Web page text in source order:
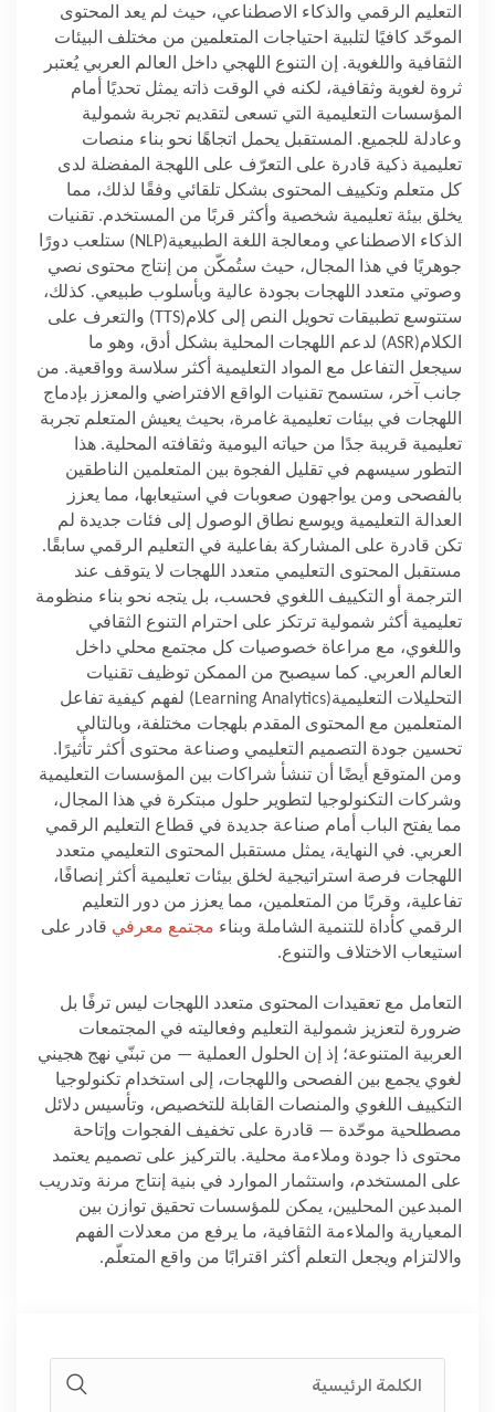
التعليم الرقمي والذكاء الاصطناعي، حيث لم يعد المحتوى
الموحّد كافيًا لتلبية احتياجات المتعلمين من مختلف البيئات
الثقافية واللغوية. إن التنوع اللهجي داخل العالم العربي يُعتبر
ثروة لغوية وثقافية، لكنه في الوقت ذاته يمثل تحديًا أمام
المؤسسات التعليمية التي تسعى لتقديم تجربة شمولية
وعادلة للجميع. المستقبل يحمل اتجاهًا نحو بناء منصات
تعليمية ذكية قادرة على التعرّف على اللهجة المفضلة لدى
كل متعلم وتكييف المحتوى بشكل تلقائي وفقًا لذلك، مما
يخلق بيئة تعليمية شخصية وأكثر قربًا من المستخدم. تقنيات
الذكاء الاصطناعي ومعالجة اللغة الطبيعية(NLP) ستلعب دورًا
جوهريًا في هذا المجال، حيث ستُمكّن من إنتاج محتوى نصي
وصوتي متعدد اللهجات بجودة عالية وبأسلوب طبيعي. كذلك،
ستتوسع تطبيقات تحويل النص إلى كلام(TTS) والتعرف على
الكلام(ASR) لدعم اللهجات المحلية بشكل أدق، وهو ما
سيجعل التفاعل مع المواد التعليمية أكثر سلاسة وواقعية. من
جانب آخر، ستسمح تقنيات الواقع الافتراضي والمعزز بإدماج
اللهجات في بيئات تعليمية غامرة، بحيث يعيش المتعلم تجربة
تعليمية قريبة جدًا من حياته اليومية وثقافته المحلية. هذا
التطور سيسهم في تقليل الفجوة بين المتعلمين الناطقين
بالفصحى ومن يواجهون صعوبات في استيعابها، مما يعزز
العدالة التعليمية ويوسع نطاق الوصول إلى فئات جديدة لم
تكن قادرة على المشاركة بفاعلية في التعليم الرقمي سابقًا.
مستقبل المحتوى التعليمي متعدد اللهجات لا يتوقف عند
الترجمة أو التكييف اللغوي فحسب، بل يتجه نحو بناء منظومة
تعليمية أكثر شمولية ترتكز على احترام التنوع الثقافي
واللغوي، مع مراعاة خصوصيات كل مجتمع محلي داخل
العالم العربي. كما سيصبح من الممكن توظيف تقنيات
التحليلات التعليمية(Learning Analytics) لفهم كيفية تفاعل
المتعلمين مع المحتوى المقدم بلهجات مختلفة، وبالتالي
تحسين جودة التصميم التعليمي وصناعة محتوى أكثر تأثيرًا.
ومن المتوقع أيضًا أن تنشأ شراكات بين المؤسسات التعليمية
وشركات التكنولوجيا لتطوير حلول مبتكرة في هذا المجال،
مما يفتح الباب أمام صناعة جديدة في قطاع التعليم الرقمي
العربي. في النهاية، يمثل مستقبل المحتوى التعليمي متعدد
اللهجات فرصة استراتيجية لخلق بيئات تعليمية أكثر إنصافًا،
تفاعلية، وقربًا من المتعلمين، مما يعزز من دور التعليم
الرقمي كأداة للتنمية الشاملة وبناء مجتمع معرفي قادر على
استيعاب الاختلاف والتنوع.
التعامل مع تعقيدات المحتوى متعدد اللهجات ليس ترفًا بل
ضرورة لتعزيز شمولية التعليم وفعاليته في المجتمعات
العربية المتنوعة؛ إذ إن الحلول العملية — من تبنّي نهج هجيني
لغوي يجمع بين الفصحى واللهجات، إلى استخدام تكنولوجيا
التكييف اللغوي والمنصات القابلة للتخصيص، وتأسيس دلائل
مصطلحية موحّدة — قادرة على تخفيف الفجوات وإتاحة
محتوى ذا جودة وملاءمة محلية. بالتركيز على تصميم يعتمد
على المستخدم، واستثمار الموارد في بنية إنتاج مرنة وتدريب
المبدعين المحليين، يمكن للمؤسسات تحقيق توازن بين
المعيارية والملاءمة الثقافية، ما يرفع من معدلات الفهم
والالتزام ويجعل التعلم أكثر اقترابًا من واقع المتعلّم.